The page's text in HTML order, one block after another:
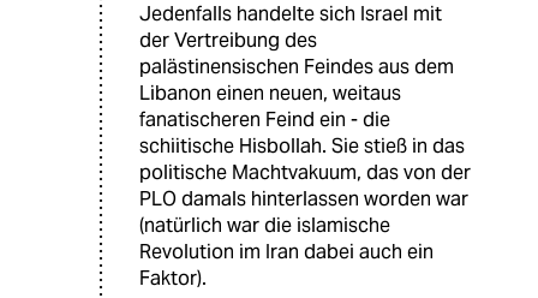
Jedenfalls handelte sich Israel mit
der Vertreibung des
palästinensischen Feindes aus dem
Libanon einen neuen, weitaus
fanatischeren Feind ein - die
schiitische Hisbollah. Sie stieß in das
politische Machtvakuum, das von der
PLO damals hinterlassen worden war
(natürlich war die islamische
Revolution im Iran dabei auch ein
Faktor).